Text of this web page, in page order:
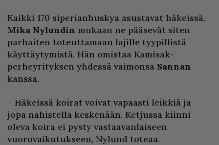
Kaikki 170 siperianhuskya asustavat häkeissä.
Mika Nylundin mukaan ne pääsevät siten
parhaiten toteuttamaan lajille tyypillistä
käyttäytymistä. Hän omistaa Kamisak-
perheyrityksen yhdessä vaimonsa Sannan
kanssa.
– Häkeissä koirat voivat vapaasti leikkiä ja
jopa nahistella keskenään. Ketjussa kiinni
oleva koira ei pysty vastaavanlaiseen
vuorovaikutukseen, Nylund toteaa.